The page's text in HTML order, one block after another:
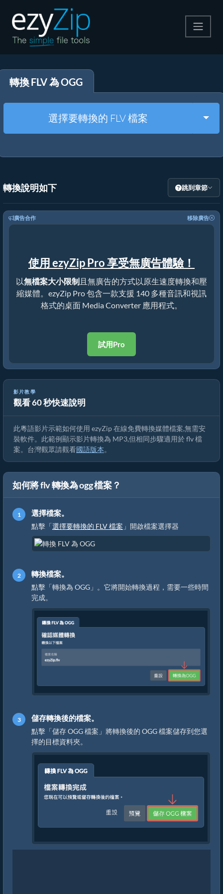
解壓縮
其他工具
轉換 FLV 為 OGG
選擇要轉換的 FLV 檔案
轉換說明如下 跳到章節
廣告合作 移除廣告
使用 ezyZip Pro 享受無廣告體驗！
以無檔案大小限制且無廣告的方式以原生速度轉換和壓
縮媒體。ezyZip Pro 包含一款支援 140 多種音訊和視訊
格式的桌面 Media Converter 應用程式。
試用Pro
影片教學
觀看 60 秒快速說明
如何在線上免費轉換 flv 檔案
此粵語影片示範如何使用 ezyZip 在線免費轉換媒體檔案,無需安
裝軟件。此範例顯示影片轉換為 MP3,但相同步驟適用於 flv 檔
案。台灣觀眾請觀看國語版本。
如何將 flv 轉換為 ogg 檔案？
選擇檔案。
點擊「選擇要轉換的 FLV 檔案 」開啟檔案選擇器
轉換檔案。
點擊「轉換為 OGG」。它將開始轉換過程，需要一些時間
完成。
儲存轉換後的檔案。
點擊「儲存 OGG 檔案」將轉換後的 OGG 檔案儲存到您選
擇的目標資料夾。